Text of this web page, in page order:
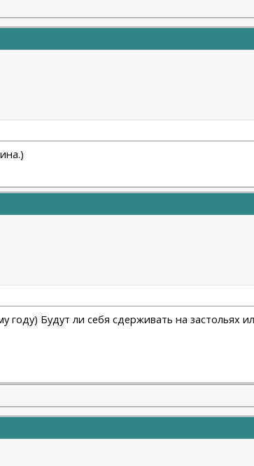
году) Будут ли себя сдерживать на